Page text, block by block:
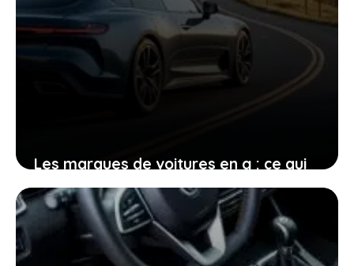
Les marques de voitures en g : ce qui
fait leur charme et leurs atouts pour
vous
23 décembre 2025